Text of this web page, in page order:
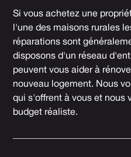
Si vous achetez une
l'une des maisons rurales
réparations sont
disposons d'un réseau
peuvent vous aider à
nouveau logement. Nous
qui s'offrent à vous et nous
budget réaliste.